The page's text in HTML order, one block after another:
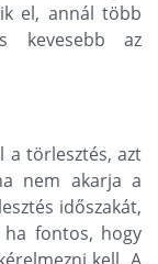
el, annál több
kevesebb az
a törlesztés, azt
nem akarja a
időszakát,
fontos, hogy